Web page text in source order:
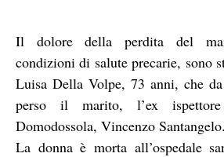
Il dolore della perdita del
condizioni di salute precarie, sono
Luisa Della Volpe, 73 anni, che
perso il marito, l’ex
Domodossola, Vincenzo Santangelo.
La donna è morta all’ospedale